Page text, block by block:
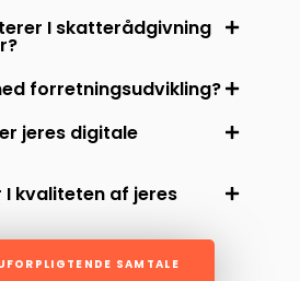
I skatterådgivning
forretningsudvikling?
jeres digitale
I kvaliteten af jeres
SAMTALE